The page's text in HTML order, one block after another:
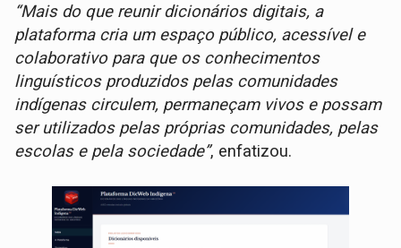
“Mais do que reunir dicionários digitais, a
plataforma cria um espaço público, acessível e
colaborativo para que os conhecimentos
linguísticos produzidos pelas comunidades
indígenas circulem, permaneçam vivos e possam
ser utilizados pelas próprias comunidades, pelas
escolas e pela sociedade”, enfatizou.